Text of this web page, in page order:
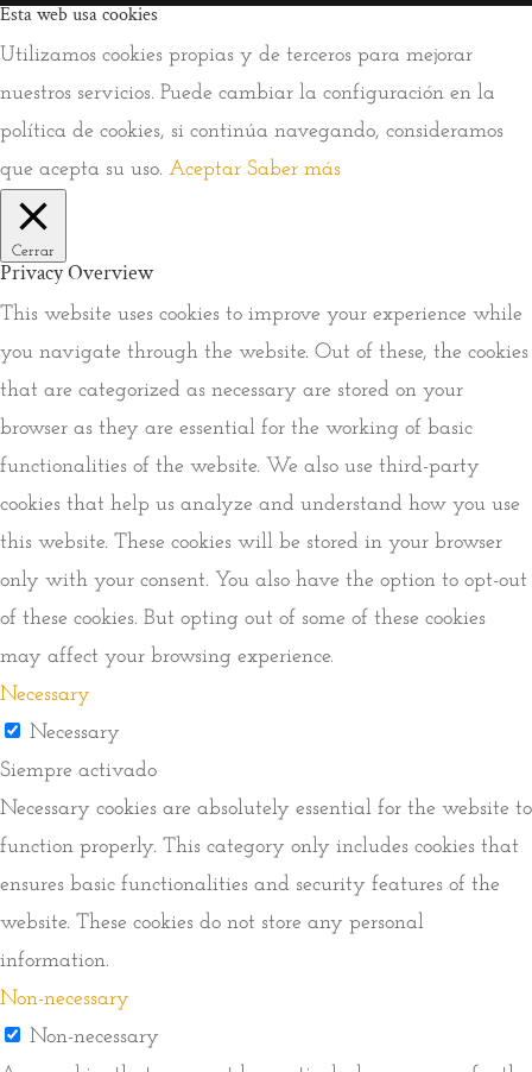
Esta web usa cookies
Utilizamos cookies propias y de terceros para mejorar
nuestros servicios. Puede cambiar la configuración en la
política de cookies, si continúa navegando, consideramos
que acepta su uso. Aceptar Saber más
Cerrar
Privacy Overview
This website uses cookies to improve your experience while
you navigate through the website. Out of these, the cookies
that are categorized as necessary are stored on your
browser as they are essential for the working of basic
functionalities of the website. We also use third-party
cookies that help us analyze and understand how you use
this website. These cookies will be stored in your browser
only with your consent. You also have the option to opt-out
of these cookies. But opting out of some of these cookies
may affect your browsing experience.
Necessary
Necessary
Siempre activado
Necessary cookies are absolutely essential for the website to
function properly. This category only includes cookies that
ensures basic functionalities and security features of the
website. These cookies do not store any personal
information.
Non-necessary
Non-necessary